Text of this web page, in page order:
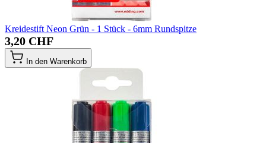
Kreidestift Neon Grün - 1 Stück - 6mm Rundspitze
3,20 CHF
In den Warenkorb